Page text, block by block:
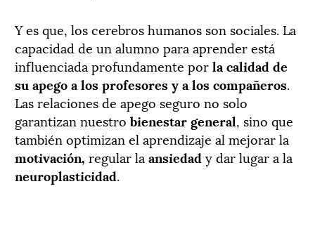
Y es que, los cerebros humanos son sociales. La
capacidad de un alumno para aprender está
influenciada profundamente porla calidad de
su apego a los profesores y a los compañeros.
Las relaciones de apego seguro no solo
garantizan nuestro bienestar general, sino que
también optimizan el aprendizaje al mejorar la
motivación, regular la ansiedad y dar lugar a la
neuroplasticidad.